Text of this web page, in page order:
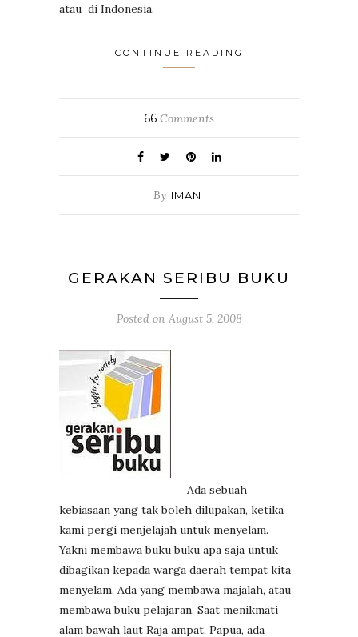
atau di Indonesia.
CONTINUE READING
66 Comments
By IMAN
GERAKAN SERIBU BUKU
Posted on August 5, 2008
Ada sebuah
kebiasaan yang tak boleh dilupakan, ketika
kami pergi menjelajah untuk menyelam.
Yakni membawa buku buku apa saja untuk
dibagikan kepada warga daerah tempat kita
menyelam. Ada yang membawa majalah, atau
membawa buku pelajaran. Saat menikmati
alam bawah laut Raja ampat, Papua, ada